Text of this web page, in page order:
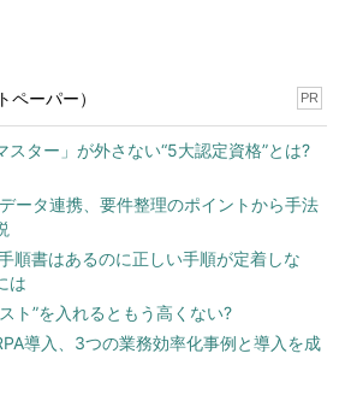
ペーパー） PR
スター」が外さない“5大認定資格”とは?
ータ連携、要件整理のポイントから手法
順書はあるのに正しい手順が定着しな
は
ト”を入れるともう高くない?
導入、3つの業務効率化事例と導入を成